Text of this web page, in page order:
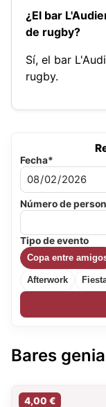
¿El bar
de rugby?
Sí, el bar
rugby.
Fecha*
Número de
Tipo de evento
Copa entre
Afterwork
Bares
4,00 €